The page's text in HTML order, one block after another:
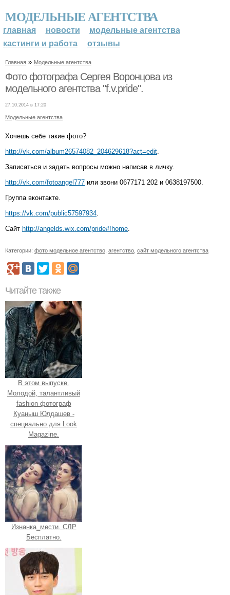
МОДЕЛЬНЫЕ АГЕНТСТВА
главная новости
модельные агентства
кастинги и работа
отзывы
Главная » Модельные агентства
Фото фотографа Сергея Воронцова из
модельного агентства "f.v.pride".
27.10.2014 в 17:20
Модельные агентства
Хочешь себе такие фото?
http://vk.com/album26574082_204629618?act=edit
Записаться и задать вопросы можно написав в личку.
http://vk.com/fotoangel777 или звони 0677171 202 и 0638197500.
Группа вконтакте.
https://vk.com/public57597934
Сайт http://angelds.wix.com/pride#!home
Категории: фото модельное агентство агентство сайт модельного агентства
Читайте также
В этом выпуске.
Молодой, талантливый
fashion фотограф
Куаныш Юлдашев -
специально для Look
Magazine.
Изнанка_мести. СЛР
Бесплатно.